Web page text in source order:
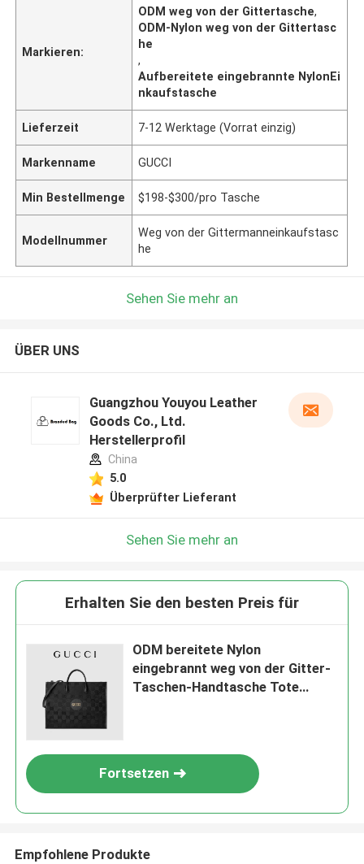
Markieren:
ODM weg von der Gittertasche,
ODM-Nylon weg von der Gittertasc
he
,
Aufbereitete eingebrannte NylonEi
nkaufstasche
Lieferzeit 7-12 Werktage (Vorrat einzig)
Markenname GUCCI
Min Bestellmenge $198-$300/pro Tasche
Modellnummer
Weg von der Gittermanneinkaufstasc
he
Sehen Sie mehr an
ÜBER UNS
Guangzhou Youyou Leather
Goods Co., Ltd.
Herstellerprofil
China
5.0
Überprüfter Lieferant
Sehen Sie mehr an
Erhalten Sie den besten Preis für
ODM bereitete Nylon
eingebrannt weg von der Gitter-
Taschen-Handtasche Tote
Fortsetzen
Empfohlene Produkte